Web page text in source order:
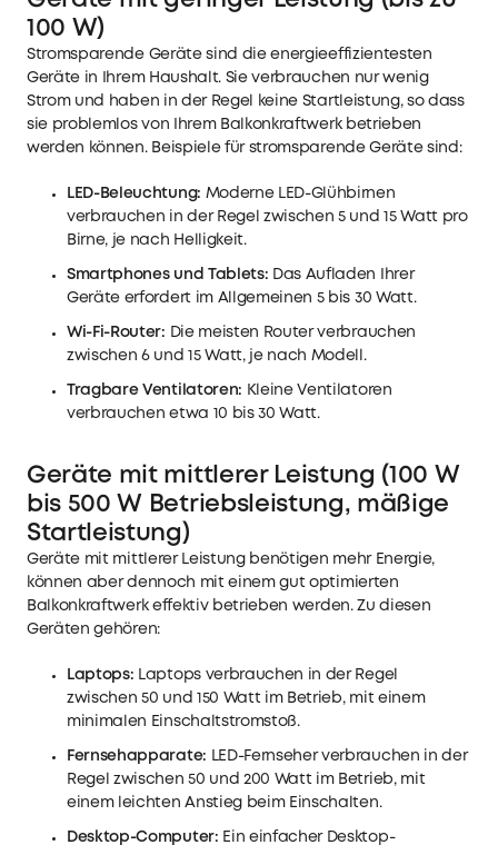
100 W)
Stromsparende Geräte sind die energieeffizientesten
Geräte in Ihrem Haushalt. Sie verbrauchen nur wenig
Strom und haben in der Regel keine Startleistung, so dass
sie problemlos von Ihrem Balkonkraftwerk betrieben
werden können. Beispiele für stromsparende Geräte sind:
LED-Beleuchtung: Moderne LED-Glühbirnen
verbrauchen in der Regel zwischen 5 und 15 Watt pro
Birne, je nach Helligkeit.
Smartphones und Tablets: Das Aufladen Ihrer
Geräte erfordert im Allgemeinen 5 bis 30 Watt.
Wi-Fi-Router: Die meisten Router verbrauchen
zwischen 6 und 15 Watt, je nach Modell.
Tragbare Ventilatoren: Kleine Ventilatoren
verbrauchen etwa 10 bis 30 Watt.
Geräte mit mittlerer Leistung (100 W
bis 500 W Betriebsleistung, mäßige
Startleistung)
Geräte mit mittlerer Leistung benötigen mehr Energie,
können aber dennoch mit einem gut optimierten
Balkonkraftwerk effektiv betrieben werden. Zu diesen
Geräten gehören:
Laptops: Laptops verbrauchen in der Regel
zwischen 50 und 150 Watt im Betrieb, mit einem
minimalen Einschaltstromstoß.
Fernsehapparate: LED-Fernseher verbrauchen in der
Regel zwischen 50 und 200 Watt im Betrieb, mit
einem leichten Anstieg beim Einschalten.
Desktop-Computer: Ein einfacher Desktop-